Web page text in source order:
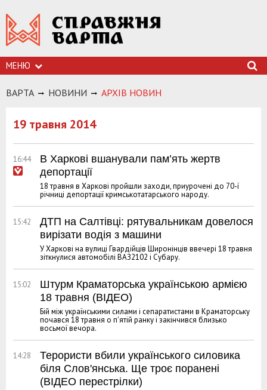
МЕНЮ
ВАРТА НОВИНИ АРХIВ НОВИН
19 травня 2014
16:44
В Харкові вшанували пам’ять жертв
депортації
18 травня в Харкові пройшли заходи, приурочені до 70-ї
річниці депортації кримськотатарського народу.
15:42
ДТП на Салтівці: рятувальникам довелося
вирізати водія з машини
У Харкові на вулиці Гвардійців Широнінців ввечері 18 травня
зіткнулися автомобілі ВАЗ2102 і Субару.
15:02
Штурм Краматорська українською армією
18 травня (ВІДЕО)
Бій між українськими силами і сепаратистами в Краматорську
почався 18 травня о п'ятій ранку і закінчився близько
восьмої вечора.
14:28
Терористи вбили українського силовика
біля Слов'янська. Ще троє поранені
(ВІДЕО перестрілки)